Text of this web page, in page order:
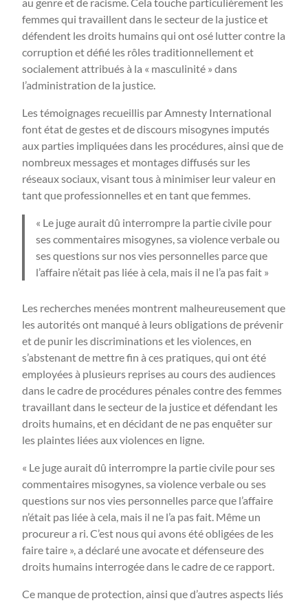
femmes qui travaillent dans le secteur de la justice et
défendent les droits humains qui ont osé lutter contre la
corruption et défié les rôles traditionnellement et
socialement attribués à la « masculinité » dans
l’administration de la justice.
Les témoignages recueillis par Amnesty International
font état de gestes et de discours misogynes imputés
aux parties impliquées dans les procédures, ainsi que de
nombreux messages et montages diffusés sur les
réseaux sociaux, visant tous à minimiser leur valeur en
tant que professionnelles et en tant que femmes.
« Le juge aurait dû interrompre la partie civile pour
ses commentaires misogynes, sa violence verbale ou
ses questions sur nos vies personnelles parce que
l’affaire n’était pas liée à cela, mais il ne l’a pas fait »
Les recherches menées montrent malheureusement que
les autorités ont manqué à leurs obligations de prévenir
et de punir les discriminations et les violences, en
s’abstenant de mettre fin à ces pratiques, qui ont été
employées à plusieurs reprises au cours des audiences
dans le cadre de procédures pénales contre des femmes
travaillant dans le secteur de la justice et défendant les
droits humains, et en décidant de ne pas enquêter sur
les plaintes liées aux violences en ligne.
« Le juge aurait dû interrompre la partie civile pour ses
commentaires misogynes, sa violence verbale ou ses
questions sur nos vies personnelles parce que l’affaire
n’était pas liée à cela, mais il ne l’a pas fait. Même un
procureur a ri. C’est nous qui avons été obligées de les
faire taire », a déclaré une avocate et défenseure des
droits humains interrogée dans le cadre de ce rapport.
Ce manque de protection, ainsi que d’autres aspects liés